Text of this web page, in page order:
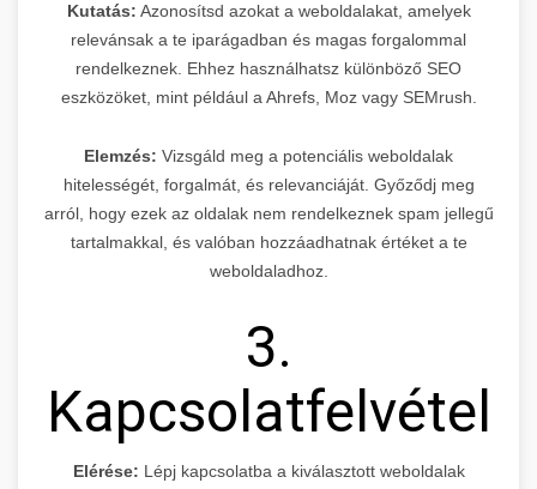
Kutatás: Azonosítsd azokat a weboldalakat, amelyek
relevánsak a te iparágadban és magas forgalommal
rendelkeznek. Ehhez használhatsz különböző SEO
eszközöket, mint például a Ahrefs, Moz vagy SEMrush.
Elemzés: Vizsgáld meg a potenciális weboldalak
hitelességét, forgalmát, és relevanciáját. Győződj meg
arról, hogy ezek az oldalak nem rendelkeznek spam jellegű
tartalmakkal, és valóban hozzáadhatnak értéket a te
weboldaladhoz.
3.
Kapcsolatfelvétel
Elérése: Lépj kapcsolatba a kiválasztott weboldalak